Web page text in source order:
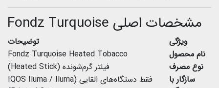
مشخصات اصلی Fondz Turquoise
ویژگی
توضیحات
نام محصول
Fondz Turquoise Heated Tobacco
نوع مصرف
فیلتر گرم‌شونده (Heated Stick)
سازگار با
فقط دستگاه‌های القایی (IQOS Iluma / Iluma